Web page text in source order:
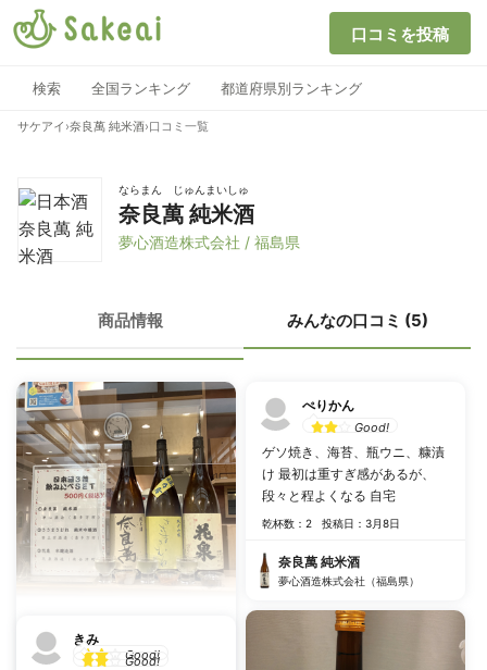
口コミを投稿
検索 全国ランキング 都道府県別ランキング
サケアイ ›奈良萬 純米酒›口コミ一覧
ならまん じゅんまいしゅ
奈良萬 純米酒
夢心酒造株式会社 / 福島県
商品情報 みんなの口コミ (5)
ドフラミンゴ
Good!
ぺりかん
Good!
ゲソ焼き、海苔、瓶ウニ、糠漬
け 最初は重すぎ感があるが、
段々と程よくなる 自宅
乾杯数：2 投稿日：3月8日
奈良萬 純米酒
夢心酒造株式会社（福島県）
きみ
Good!